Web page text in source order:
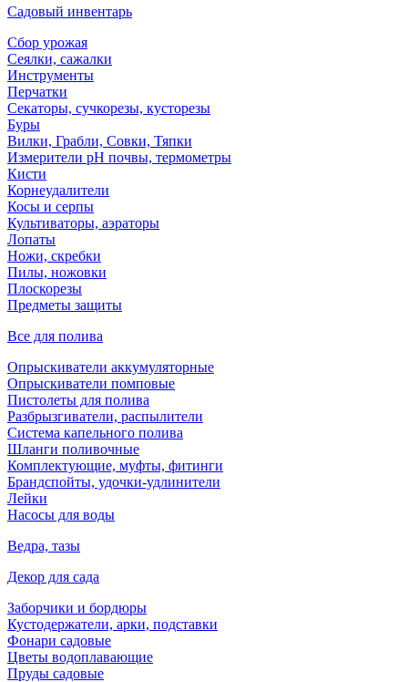
Садовый инвентарь
Сбор урожая
Сеялки, сажалки
Инструменты
Перчатки
Секаторы, сучкорезы, кусторезы
Буры
Вилки, Грабли, Совки, Тяпки
Измерители pH почвы, термометры
Кисти
Корнеудалители
Косы и серпы
Культиваторы, аэраторы
Лопаты
Ножи, скребки
Пилы, ножовки
Плоскорезы
Предметы защиты
Все для полива
Опрыскиватели аккумуляторные
Опрыскиватели помповые
Пистолеты для полива
Разбрызгиватели, распылители
Система капельного полива
Шланги поливочные
Комплектующие, муфты, фитинги
Брандспойты, удочки-удлинители
Лейки
Насосы для воды
Ведра, тазы
Декор для сада
Заборчики и бордюры
Кустодержатели, арки, подставки
Фонари садовые
Цветы водоплавающие
Пруды садовые